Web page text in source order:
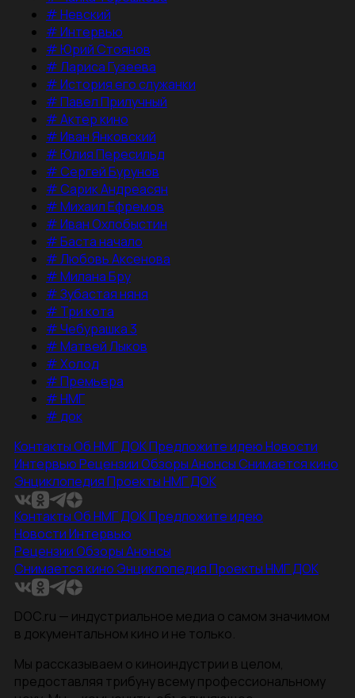
#Невский
#Интервью
#Юрий Стоянов
#Лариса Гузеева
#История его служанки
#Павел Прилучный
#Актер кино
#Иван Янковский
#Юлия Пересильд
#Сергей Бурунов
#Сарик Андреасян
#Михаил Ефремов
#Иван Охлобыстин
#Баста начало
#Любовь Аксенова
#Милана Бру
#Зубастая няня
# Три кота
#Чебурашка 3
#Матвей Лыков
#Холод
#Премьера
#НМГ
#док
КонтактыОб НМГ ДОКПредложите идеюНовости
ИнтервьюРецензииОбзорыАнонсыСнимается кино
ЭнциклопедияПроекты НМГ ДОК
КонтактыОб НМГ ДОКПредложите идею
НовостиИнтервью
РецензииОбзорыАнонсы
Снимается кино ЭнциклопедияПроекты НМГ ДОК
DOC.ru — индустриальное медиа о самом значимом
в документальном кино и не только.
Мы рассказываем о киноиндустрии в целом,
предоставляя трибуну всему профессиональному